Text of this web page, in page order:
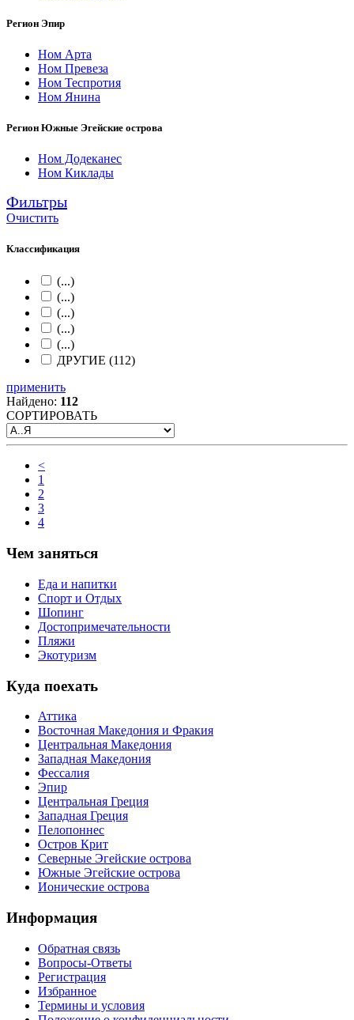
Регион Эпир
Ном Арта
Ном Превеза
Ном Теспротия
Ном Янина
Регион Южные Эгейские острова
Ном Додеканес
Ном Киклады
Фильтры
Очистить
Классификация
(...)
(...)
(...)
(...)
(...)
ДРУГИЕ (112)
применить
Найдено: 112
СОРТИРОВАТЬ
<
1
2
3
4
Чем заняться
Еда и напитки
Спорт и Отдых
Шопинг
Достопримечательности
Пляжи
Экотуризм
Куда поехать
Аттика
Восточная Македония и Фракия
Центральная Македония
Западная Македония
Фессалия
Эпир
Центральная Греция
Западная Греция
Пелопоннес
Остров Крит
Северные Эгейские острова
Южные Эгейские острова
Ионические острова
Информация
Обратная связь
Вопросы-Ответы
Регистрация
Избранное
Термины и условия